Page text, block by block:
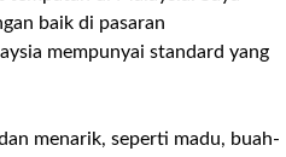
baik di pasaran
mempunyai standard yang
menarik, seperti madu, buah-